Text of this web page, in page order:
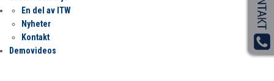
En del av ITW
Nyheter
Kontakt
Demovideos